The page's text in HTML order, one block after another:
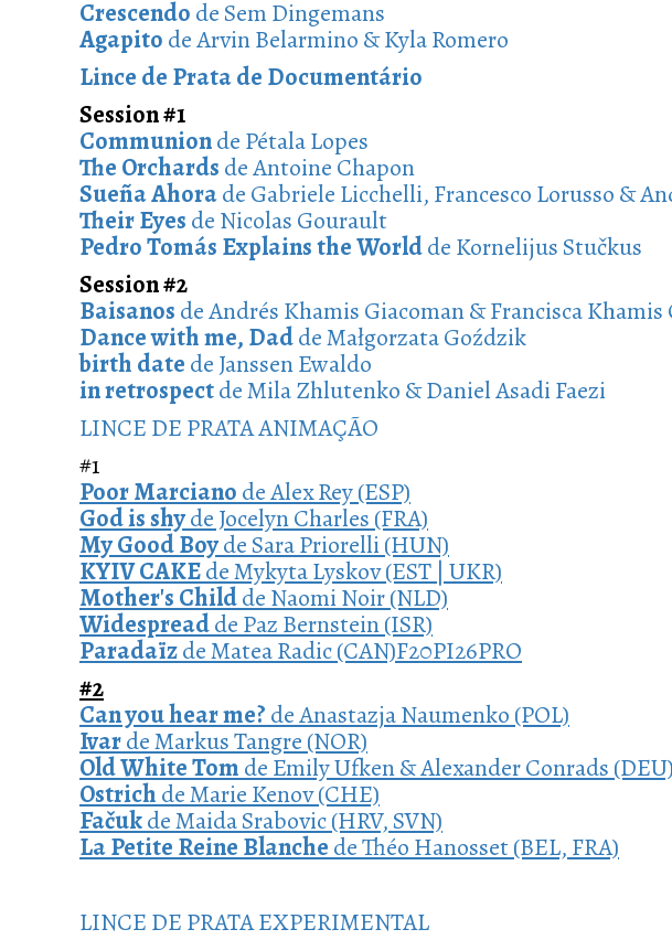
Crescendo de Sem Dingemans
Agapito de Arvin Belarmino & Kyla Romero
Lince de Prata de Documentário
Session #1
Communionde Pétala Lopes
The Orchards de Antoine Chapon
Sueña Ahorade Gabriele Licchelli, Francesco Lorusso &
Their Eyes de Nicolas Gourault
Pedro Tomás Explains the Worldde Kornelijus Stučkus
Session #2
Baisanos de Andrés Khamis Giacoman & Francisca Khamis
Dance with me, Dadde Małgorzata Goździk
birth date de Janssen Ewaldo
in retrospectde Mila Zhlutenko & Daniel Asadi Faezi
LINCE DE PRATA ANIMAÇÃO
#1
Poor Marciano de Alex Rey (ESP)
God is shyde Jocelyn Charles (FRA)
My Good Boyde Sara Priorelli (HUN)
KYIV CAKEde Mykyta Lyskov (EST | UKR)
Mother's Childde Naomi Noir (NLD)
Widespreadde Paz Bernstein (ISR)
Paradaïzde Matea Radic (CAN)F20PI26PRO
#2
Can you hear me? de Anastazja Naumenko (POL)
Ivarde Markus Tangre (NOR)
Old White Tom de Emily Ufken & Alexander Conrads (DEU)
Ostrich de Marie Kenov (CHE)
Fačukde Maida Srabovic (HRV, SVN)
La Petite Reine Blanche de Théo Hanosset (BEL, FRA)
LINCE DE PRATA EXPERIMENTAL